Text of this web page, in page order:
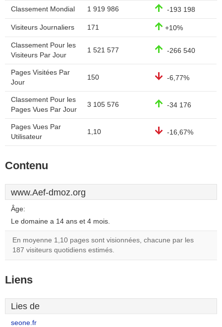
Classement Mondial 1 919 986 -193 198
Visiteurs Journaliers 171 +10%
Classement Pour les
Visiteurs Par Jour
1 521 577 -266 540
Pages Visitées Par
Jour
150 -6,77%
Classement Pour les
Pages Vues Par Jour
3 105 576 -34 176
Pages Vues Par
Utilisateur
1,10 -16,67%
Contenu
www.Aef-dmoz.org
Âge:
Le domaine a 14 ans et 4 mois.
En moyenne 1,10 pages sont visionnées, chacune par les
187 visiteurs quotidiens estimés.
Liens
Lies de
seone.fr